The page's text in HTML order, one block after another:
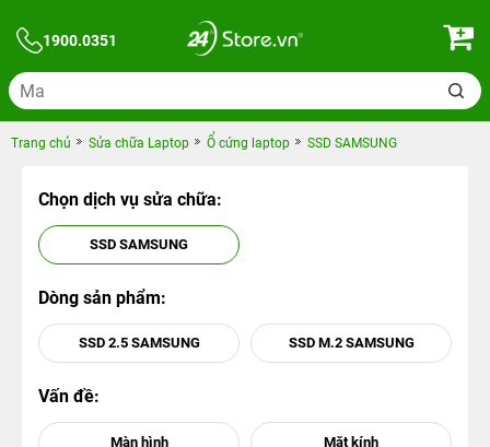
1900.0351
Trang chủ Sửa chữa Laptop Ổ cứng laptop SSD SAMSUNG
Chọn dịch vụ sửa chữa:
SSD SAMSUNG
Dòng sản phẩm:
SSD 2.5 SAMSUNG SSD M.2 SAMSUNG
Vấn đề: